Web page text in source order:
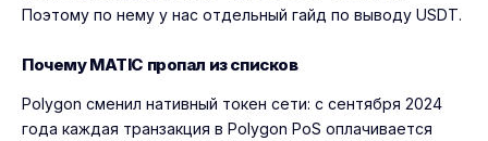
Поэтому по нему у нас отдельный гайд по выводу USDT.
Почему MATIC пропал из списков
Polygon сменил нативный токен сети: с сентября 2024
года каждая транзакция в Polygon PoS оплачивается